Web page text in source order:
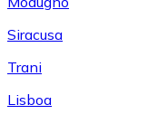
Siracusa
Trani
Lisboa